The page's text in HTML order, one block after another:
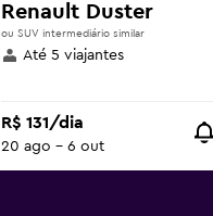
Renault Duster
ou SUV intermediário similar
Até 5 viajantes
R$ 131/dia
20 ago - 6 out